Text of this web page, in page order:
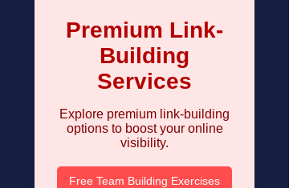
Premium Link-
Building
Services
Explore premium link-building
options to boost your online
visibility.
Free Team Building Exercises